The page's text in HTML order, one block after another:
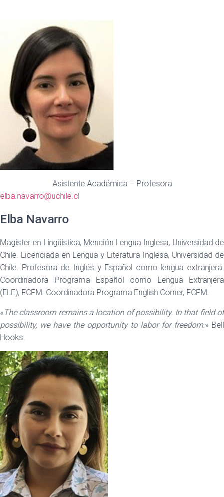
Asistente Académica – Profesora
elba.navarro@uchile.cl
Elba Navarro
Magíster en Lingüística, Mención Lengua Inglesa, Universidad de
Chile. Licenciada en Lengua y Literatura Inglesa, Universidad de
Chile. Profesora de Inglés y Español como lengua extranjera.
Coordinadora Programa Español como Lengua Extranjera
(ELE), FCFM. Coordinadora Programa English Corner, FCFM.
«The classroom remains a location of possibility. In that field of
possibility, we have the opportunity to labor for freedom.» Bell
Hooks.